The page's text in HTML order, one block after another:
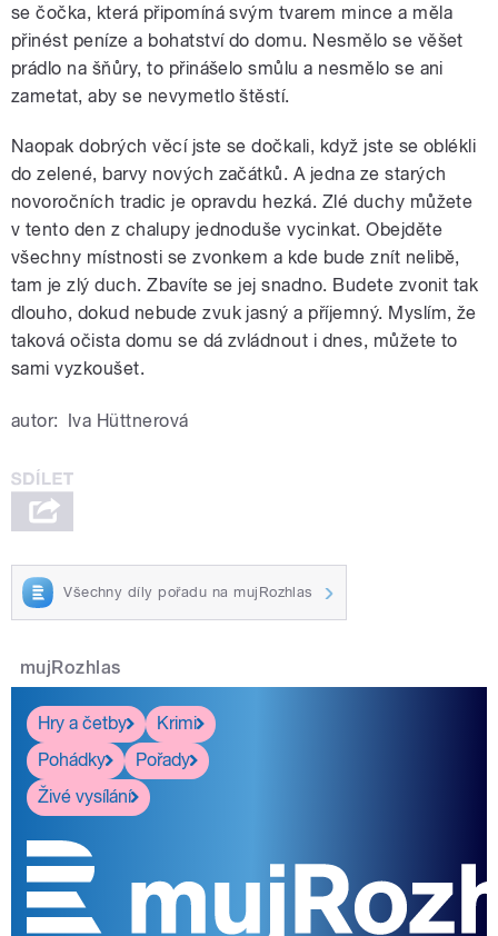
se čočka, která připomíná svým tvarem mince a měla
přinést peníze a bohatství do domu. Nesmělo se věšet
prádlo na šňůry, to přinášelo smůlu a nesmělo se ani
zametat, aby se nevymetlo štěstí.
Naopak dobrých věcí jste se dočkali, když jste se oblékli
do zelené, barvy nových začátků. A jedna ze starých
novoročních tradic je opravdu hezká. Zlé duchy můžete
v tento den z chalupy jednoduše vycinkat. Obejděte
všechny místnosti se zvonkem a kde bude znít nelibě,
tam je zlý duch. Zbavíte se jej snadno. Budete zvonit tak
dlouho, dokud nebude zvuk jasný a příjemný. Myslím, že
taková očista domu se dá zvládnout i dnes, můžete to
sami vyzkoušet.
autor: Iva Hüttnerová
Všechny díly pořadu na mujRozhlas
mujRozhlas
Hry a četby
Krimi
Pohádky
Pořady
Živé vysílání